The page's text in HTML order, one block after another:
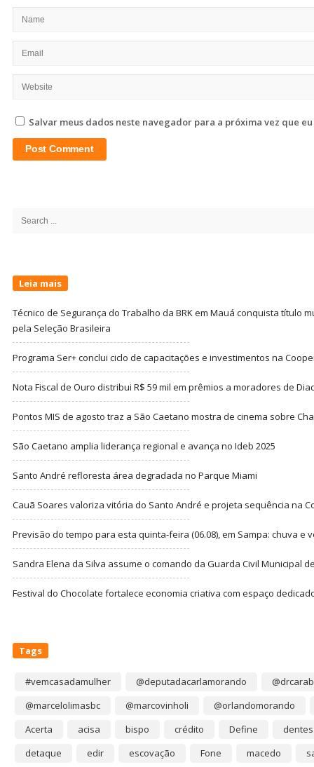
Salvar meus dados neste navegador para a próxima vez que
Search
Leia mais
Técnico de Segurança do Trabalho da BRK em Mauá conquista título
pela Seleção Brasileira
Programa Ser+ conclui ciclo de capacitações e investimentos na
Nota Fiscal de Ouro distribui R$ 59 mil em prêmios a moradores de
Pontos MIS de agosto traz a São Caetano mostra de cinema sobre
São Caetano amplia liderança regional e avança no Ideb 2025
Santo André refloresta área degradada no Parque Miami
Cauã Soares valoriza vitória do Santo André e projeta sequência na
Previsão do tempo para esta quinta-feira (06.08), em Sampa: chuva e
Sandra Elena da Silva assume o comando da Guarda Civil Municipal
Festival do Chocolate fortalece economia criativa com espaço
Tags
#vemcasadamulher @deputadacarlamorando
@marcelolimasbc
@marcovinholi
@orlandomorando
Acerta
acisa bispo crédito Define
dentes
detaque
edir escovação Fone macedo